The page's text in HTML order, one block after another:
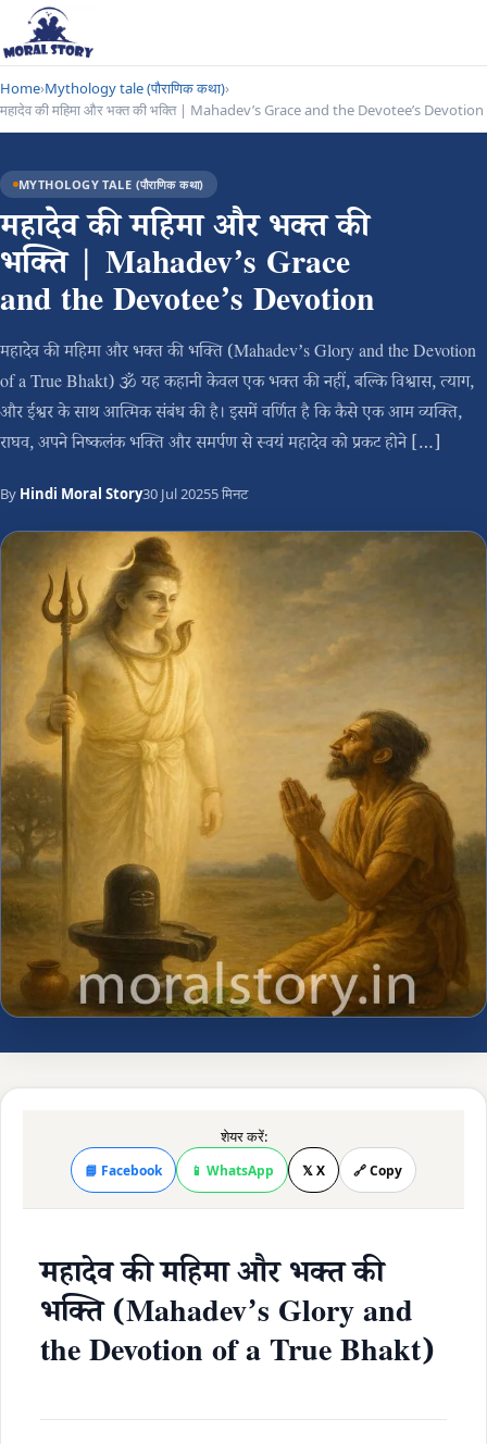
Home›Mythology tale (पौराणिक कथा)›
महादेव की महिमा और भक्त की भक्ति | Mahadev’s Grace and the Devotee’s Devotion
MYTHOLOGY TALE (पौराणिक कथा)
महादेव की महिमा और भक्त की
भक्ति | Mahadev’s Grace
and the Devotee’s Devotion
महादेव की महिमा और भक्त की भक्ति (Mahadev’s Glory and the Devotion
of a True Bhakt) 🕉️ यह कहानी केवल एक भक्त की नहीं, बल्कि विश्वास, त्याग,
और ईश्वर के साथ आत्मिक संबंध की है। इसमें वर्णित है कि कैसे एक आम व्यक्ति,
राघव, अपने निष्कलंक भक्ति और समर्पण से स्वयं महादेव को प्रकट होने […]
By Hindi Moral Story30 Jul 20255 मिनट
शेयर करें:
📘 Facebook 📱 WhatsApp 𝕏 X 🔗 Copy
महादेव की महिमा और भक्त की
भक्ति (Mahadev’s Glory and
the Devotion of a True Bhakt)